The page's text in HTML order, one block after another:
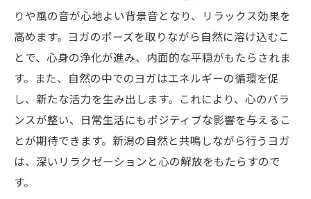
自然の美しさと共に行うヨガの価値
桜と紅葉に囲まれた新潟でのヨガ体験がもたら
す静寂
花々の香りに包まれたヨガの穏やかさ
紅葉の中で自分自身を見つめ直す時間
四季に応じたヨガセッションの工夫
自然と一体化するヨガの呼吸法
りや風の音が心地よい背景音となり、リラックス効果を
高めます。ヨガのポーズを取りながら自然に溶け込むこ
とで、心身の浄化が進み、内面的な平穏がもたらされま
す。また、自然の中でのヨガはエネルギーの循環を促
し、新たな活力を生み出します。これにより、心のバラ
ンスが整い、日常生活にもポジティブな影響を与えるこ
とが期待できます。新潟の自然と共鳴しながら行うヨガ
は、深いリラクゼーションと心の解放をもたらすので
す。